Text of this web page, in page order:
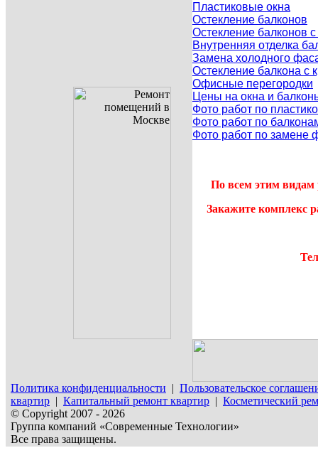
Пластиковые окна
Остекление балконов
Остекление балконов
Внутренняя отделка
Замена холодного
Остекление балкона с
Офисные перегородки
Цены на окна и
Фото работ по
Фото работ по
Фото работ по замене
По всем этим видам
Закажите комплекс
Политика конфиденциальности | Пользовательское
квартир | Капитальный ремонт квартир | Косметический
© Copyright 2007 - 2026
Группа компаний «Современные Технологии»
Все права защищены.